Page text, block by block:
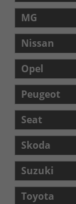
MG
Nissan
Opel
Peugeot
Seat
Skoda
Suzuki
Toyota